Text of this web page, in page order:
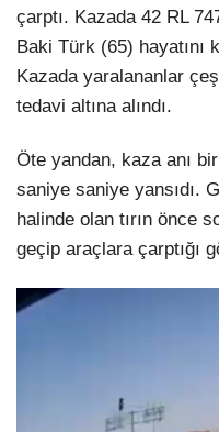
çarptı. Kazada 42 RL
Baki Türk (65) hayatını
Kazada yaralananlar
tedavi altına alındı.
Öte yandan, kaza anı
saniye saniye yansıdı.
halinde olan tırın önce
geçip araçlara çarptığı